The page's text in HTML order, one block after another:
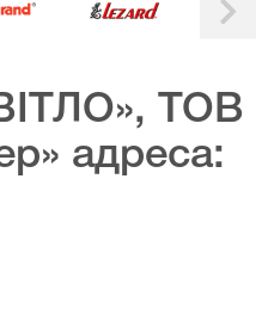
ТОВ
адреса: